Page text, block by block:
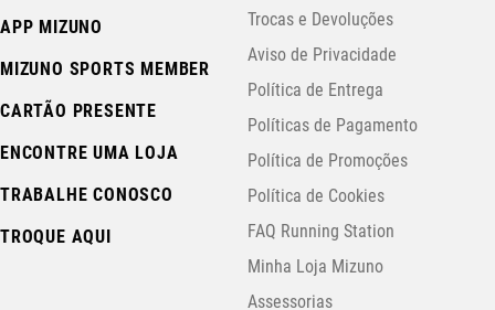
APP MIZUNO
MIZUNO SPORTS MEMBER
CARTÃO PRESENTE
ENCONTRE UMA LOJA
TRABALHE CONOSCO
TROQUE AQUI
Trocas e Devoluções
Aviso de Privacidade
Política de Entrega
Políticas de Pagamento
Política de Promoções
Política de Cookies
FAQ Running Station
Minha Loja Mizuno
Assessorias